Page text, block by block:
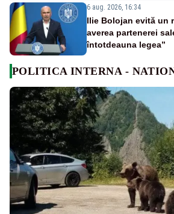
6 aug. 2026, 16:34
Ilie Bolojan evită un
averea partenerei
întotdeauna legea”
POLITICA INTERNA -